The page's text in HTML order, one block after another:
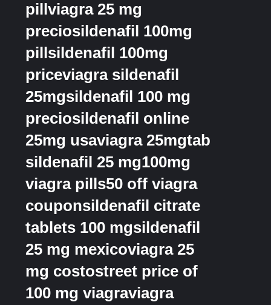
pillviagra 25 mg
preciosildenafil 100mg
pillsildenafil 100mg
priceviagra sildenafil
25mgsildenafil 100 mg
preciosildenafil online
25mg usaviagra 25mgtab
sildenafil 25 mg100mg
viagra pills50 off viagra
couponsildenafil citrate
tablets 100 mgsildenafil
25 mg mexicoviagra 25
mg costostreet price of
100 mg viagraviagra